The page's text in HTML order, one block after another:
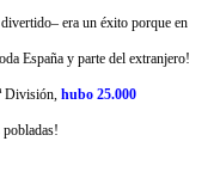
era un éxito porque en
España y parte del extranjero!
División, hubo 25.000
pobladas!